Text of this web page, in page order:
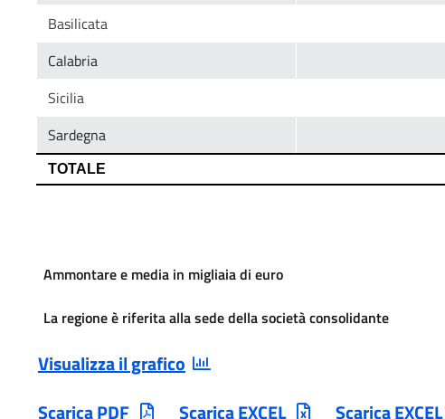
Ammontare e media in migliaia di euro
La regione è riferita alla sede della società consolidante